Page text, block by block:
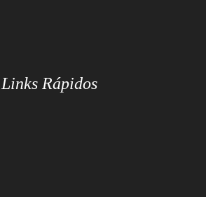
Links Rápidos